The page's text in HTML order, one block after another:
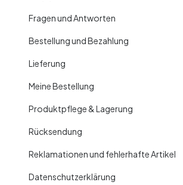
Fragen und Antworten
Bestellung und Bezahlung
Lieferung
Meine Bestellung
Produktpflege & Lagerung
Rücksendung
Reklamationen und fehlerhafte Artikel
Datenschutzerklärung